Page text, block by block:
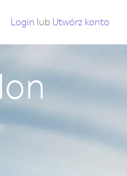
Login lub Utwórz konto